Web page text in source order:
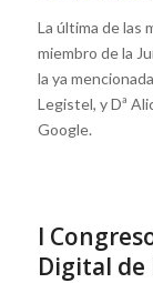
La última de las
miembro de la
la ya
Legistel, y Dª
Google.
I
Digital de